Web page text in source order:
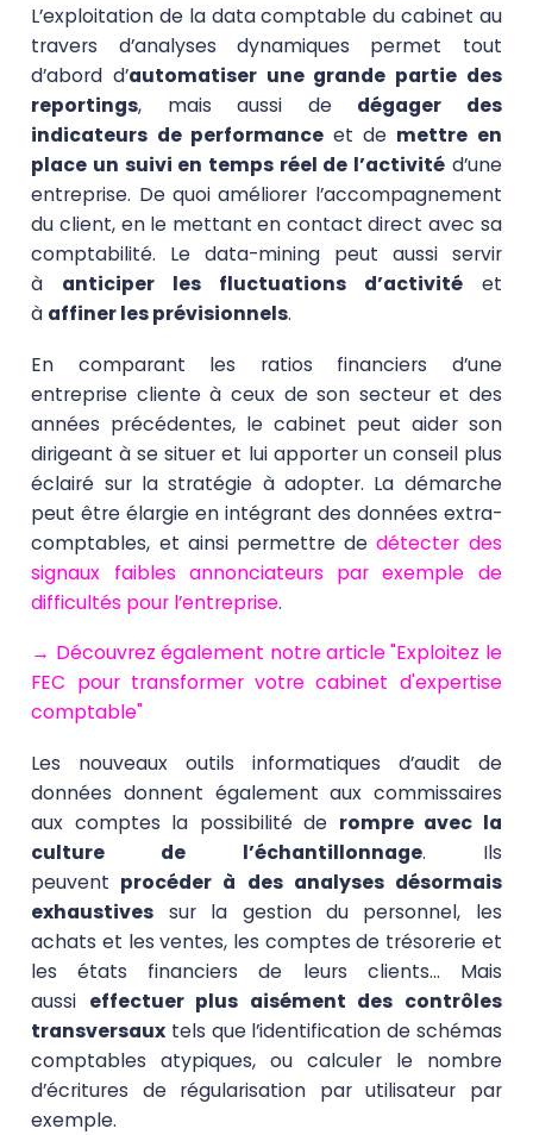
L’exploitation de la data comptable du cabinet au
travers d’analyses dynamiques permet tout
d’abord d’automatiser une grande partie des
reportings, mais aussi de
dégager des
indicateurs de performance et de mettre en
place un suivi en temps réel de l’activité d’une
entreprise. De quoi améliorer l’accompagnement
du client, en le mettant en contact direct avec sa
comptabilité. Le data-mining peut aussi servir
à
anticiper les fluctuations d’activité
et
à affiner les prévisionnels.
En comparant les ratios financiers d’une
entreprise cliente à ceux de son secteur et des
années précédentes, le cabinet peut aider son
dirigeant à se situer et lui apporter un conseil plus
éclairé sur la stratégie à adopter. La démarche
peut être élargie en intégrant des données extra-
comptables, et ainsi permettre de détecter des
signaux faibles annonciateurs par exemple de
difficultés pour l’entreprise.
→ Découvrez également notre article "Exploitez le
FEC pour transformer votre cabinet d'expertise
comptable"
Les nouveaux outils informatiques d’audit de
données donnent également aux commissaires
aux comptes la possibilité de rompre avec la
culture de l’échantillonnage. Ils
peuvent procéder à des analyses désormais
exhaustives sur la gestion du personnel, les
achats et les ventes, les comptes de trésorerie et
les états financiers de leurs clients… Mais
aussi effectuer plus aisément des contrôles
transversaux tels que l’identification de schémas
comptables atypiques, ou calculer le nombre
d’écritures de régularisation par utilisateur par
exemple.